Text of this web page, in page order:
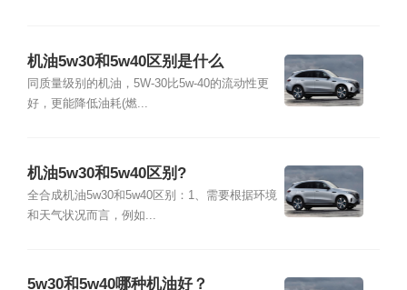
机油5w30和5w40区别是什么
同质量级别的机油，5W-30比5w-40的流动性更
好，更能降低油耗(燃...
机油5w30和5w40区别?
全合成机油5w30和5w40区别：1、需要根据环境
和天气状况而言，例如...
5w30和5w40哪种机油好？